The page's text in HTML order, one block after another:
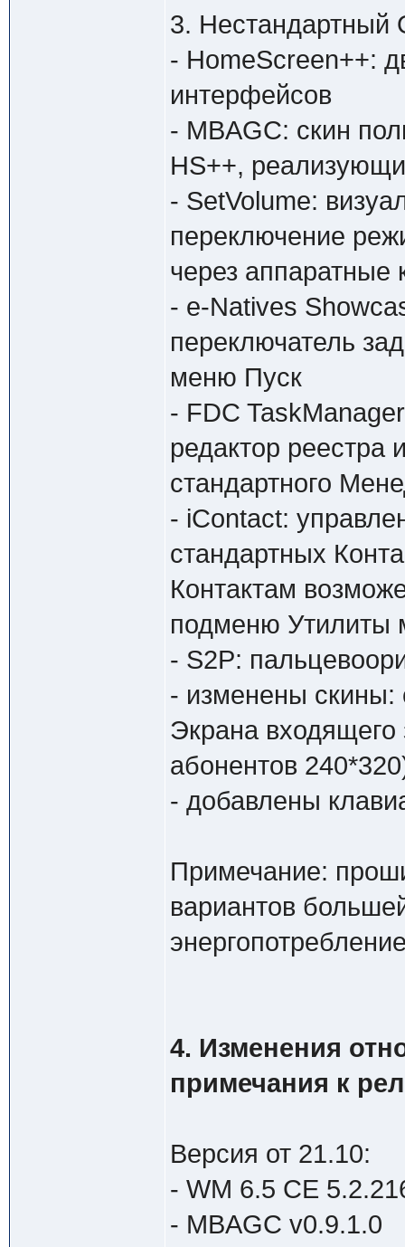
3. Нестандартный
- HomeScreen++:
интерфейсов
- MBAGC: скин
HS++,
- SetVolume:
переключение
через аппаратные
- e-Natives
переключатель
меню Пуск
- FDC
редактор реестра
стандартного
- iContact:
стандартных
Контактам
подменю Утилиты
- S2P:
- изменены скины:
Экрана входящего
абонентов
- добавлены
Примечание:
вариантов
4. Изменения
примечания к
Версия от 21.10:
- WM 6.5 CE
- MBAGC v0.9.1.0